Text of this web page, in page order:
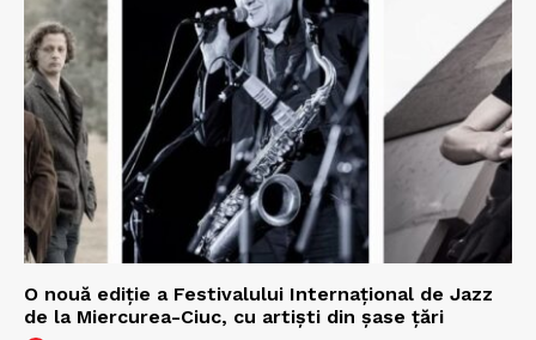
O nouă ediţie a Festivalului Internaţional de Jazz
de la Miercurea-Ciuc, cu artişti din şase ţări